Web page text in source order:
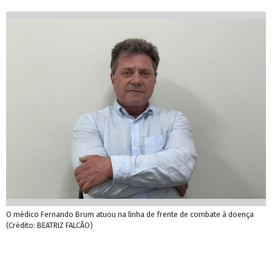
O médico Fernando Brum atuou na linha de frente de combate à doença
(Crédito: BEATRIZ FALCÃO)